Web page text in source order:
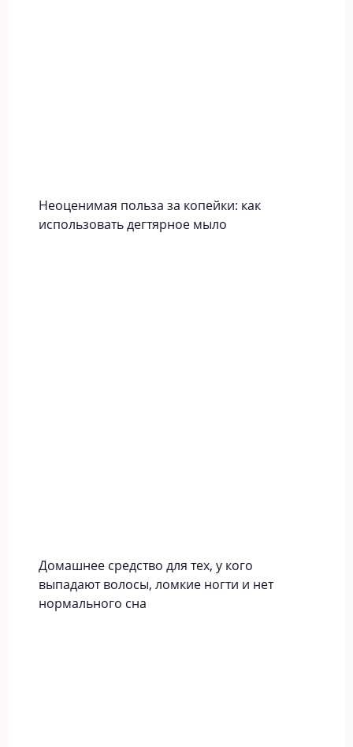
Неоценимая польза за копейки: как
использовать дегтярное мыло
Домашнее средство для тех, у кого
выпадают волосы, ломкие ногти и нет
нормального сна